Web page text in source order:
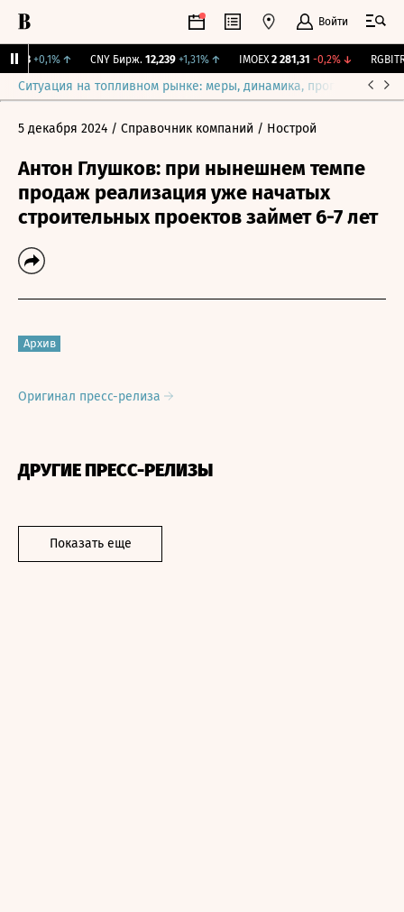
Войти
+0,1% ↑ CNY Бирж. 12,239 +1,31% ↑ IMOEX 2 281,31 -0,2%↓ RGBITR
Ситуация на топливном рынке: меры, динамика, прогнозы
5 декабря 2024 / Справочник компаний / Нострой
Антон Глушков: при нынешнем темпе
продаж реализация уже начатых
строительных проектов займет 6-7 лет
Архив
Оригинал пресс-релиза
ДРУГИЕ ПРЕСС-РЕЛИЗЫ
Показать еще